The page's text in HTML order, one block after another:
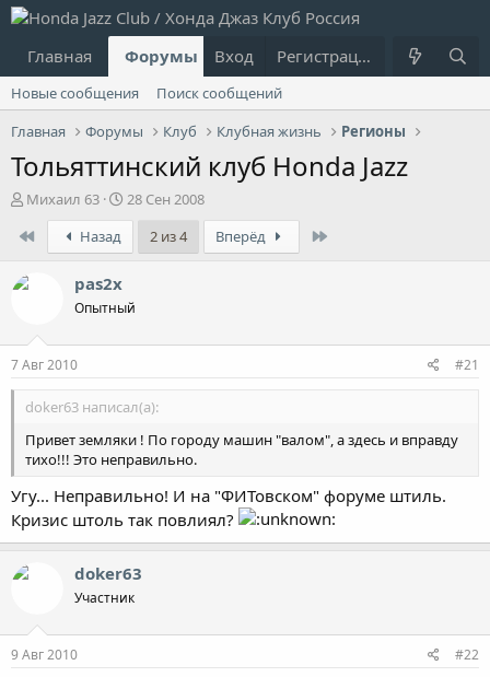
Главная Форумы Что нового?
Вход Регистрация
Новые сообщения
Поиск сообщений
Главная
Форумы Клуб Клубная жизнь Регионы
Тольяттинский клуб Honda Jazz
А
т
р
т
ы
Михаил 63
Д
а
а
ч
28 Сен 2008
Назад 2 из 4 Вперёд
pas2x
Опытный
7 Авг 2010 #21
doker63 написал(а):
Привет земляки ! По городу машин "валом", а здесь и вправду
тихо!!! Это неправильно.
Угу... Неправильно! И на "ФИТовском" форуме штиль.
Кризис штоль так повлиял?
doker63
Участник
9 Авг 2010 #22